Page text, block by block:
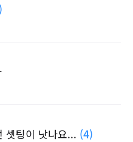
셋팅이 낫나요... (4)